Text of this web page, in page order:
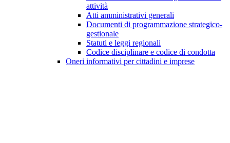
attività
Atti amministrativi generali
Documenti di programmazione strategico-
gestionale
Statuti e leggi regionali
Codice disciplinare e codice di condotta
Oneri informativi per cittadini e imprese